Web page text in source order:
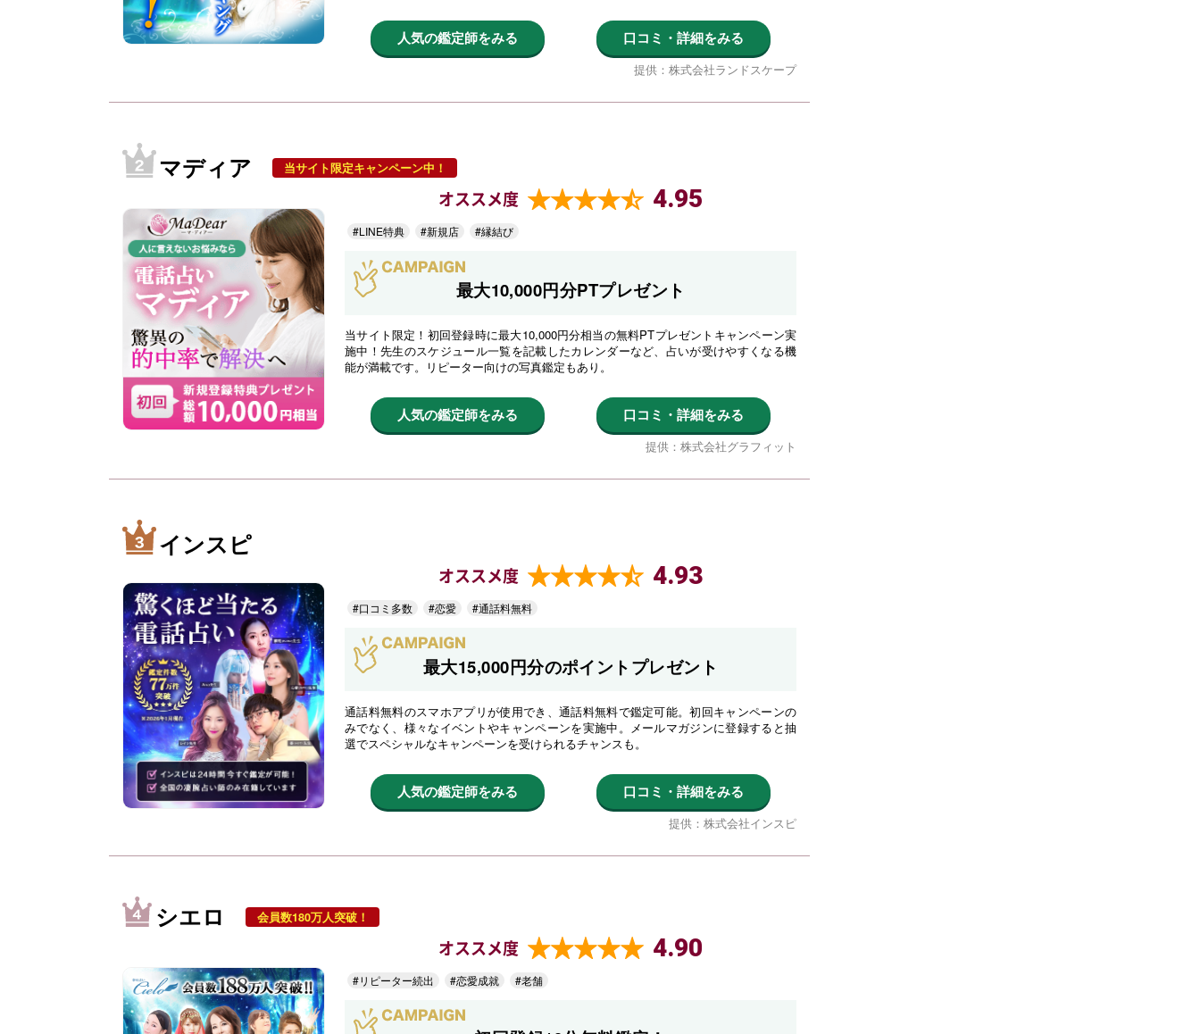
人気の鑑定師をみる 口コミ・詳細をみる
提供：株式会社ランドスケープ
マディア 当サイト限定キャンペーン中！
オススメ度 4.95
#LINE特典 #新規店 #縁結び
最大10,000円分PTプレゼント
当サイト限定！初回登録時に最大10,000円分相当の無料PTプレゼントキャンペーン実
施中！先生のスケジュール一覧を記載したカレンダーなど、占いが受けやすくなる機
能が満載です。リピーター向けの写真鑑定もあり。
人気の鑑定師をみる 口コミ・詳細をみる
提供：株式会社グラフィット
インスピ
オススメ度 4.93
#口コミ多数 #恋愛 #通話料無料
最大15,000円分のポイントプレゼント
通話料無料のスマホアプリが使用でき、通話料無料で鑑定可能。初回キャンペーンの
みでなく、様々なイベントやキャンペーンを実施中。メールマガジンに登録すると抽
選でスペシャルなキャンペーンを受けられるチャンスも。
人気の鑑定師をみる 口コミ・詳細をみる
提供：株式会社インスピ
シエロ 会員数180万人突破！
オススメ度 4.90
#リピーター続出 #恋愛成就 #老舗